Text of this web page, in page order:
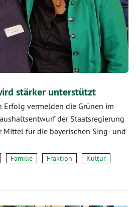
stärker unterstützt
Erfolg vermelden die Grünen im
der Staatsregierung
Mittel für die bayerischen Sing- und
Familie Fraktion
Kultur